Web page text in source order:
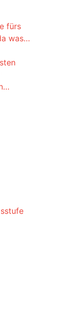
fürs
was…